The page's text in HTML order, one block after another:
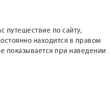
путешествие по сайту,
находится в правом
показывается при наведении